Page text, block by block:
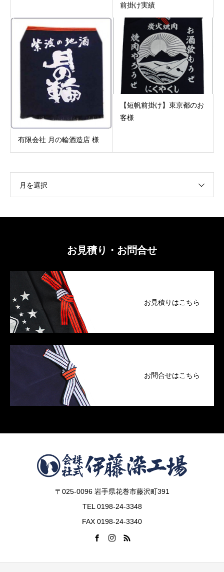
前掛け実績
有限会社 月の輪酒造店 様
【短帆前掛け】東京都のお
客様
月を選択
お見積り・お問合せ
お見積りはこちら
お問合せはこちら
〒025-0096 岩手県花巻市藤沢町391
TEL 0198-24-3348
FAX 0198-24-3340